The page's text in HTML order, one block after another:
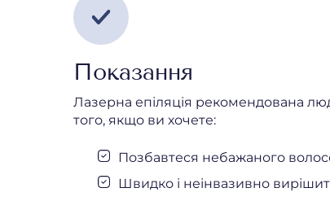
Показання
Лазерна епіляція рекомендована
того, якщо ви хочете:
Позбавтеся небажаного
Швидко і неінвазивно